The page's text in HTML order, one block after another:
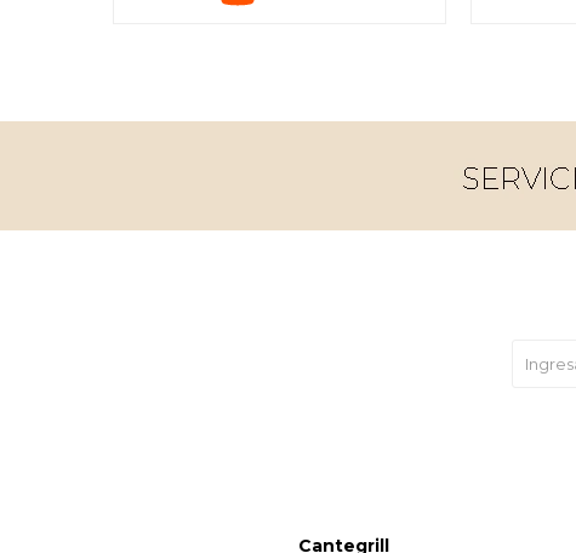
Cantegrill